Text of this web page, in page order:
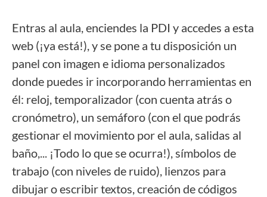
Entras al aula, enciendes la PDI y accedes a esta
web (¡ya está!), y se pone a tu disposición un
panel con imagen e idioma personalizados
donde puedes ir incorporando herramientas en
él: reloj, temporalizador (con cuenta atrás o
cronómetro), un semáforo (con el que podrás
gestionar el movimiento por el aula, salidas al
baño,... ¡Todo lo que se ocurra!), símbolos de
trabajo (con niveles de ruido), lienzos para
dibujar o escribir textos, creación de códigos